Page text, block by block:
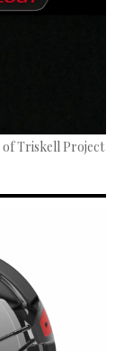
of Triskell Project